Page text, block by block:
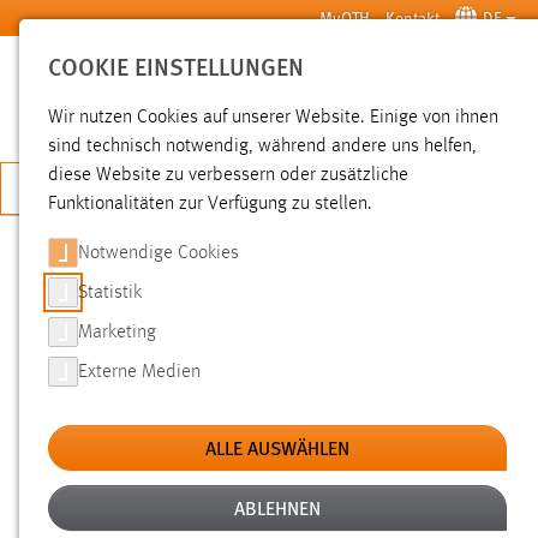
Zum Hauptinhalt springen MyOTH Kontakt DE
SUCHE
JETZT BEWERBEN
Hochschule Aktuelles Pressemeldungen
CAREERDAY 2025:
KARRIERECHANCEN ENTDECKEN,
KONTAKTE KNÜPFEN
14.05.2025
Mit 79 Ausstellern aus unterschiedlichsten
COOKIE EINSTELLUNGEN
Wir nutzen Cookies auf unserer Website. Einige von ihnen
sind technisch notwendig, während andere uns helfen,
diese Website zu verbessern oder zusätzliche
Funktionalitäten zur Verfügung zu stellen.
Notwendige Cookies
Statistik
Marketing
Externe Medien
ALLE AUSWÄHLEN
ABLEHNEN